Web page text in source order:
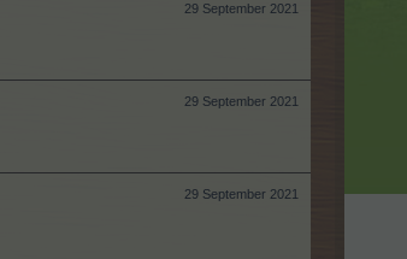
29 September 2021
29 September 2021
29 September 2021